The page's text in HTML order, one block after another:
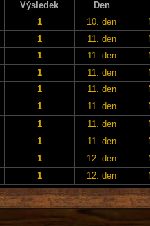
Výsledek
Den
1 10. den
1 11. den
1 11. den
1 11. den
1 11. den
1 11. den
1 11. den
1 11. den
1 12. den
1 12. den